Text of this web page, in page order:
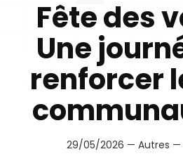
Fête des
Une
renforcer
29/05/2026 — Autres —